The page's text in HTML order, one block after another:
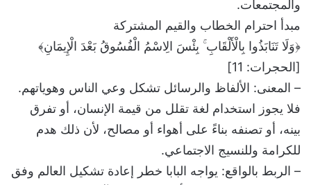
والمجتمعات.
مبدأ احترام الخطاب والقيم المشتركة
﴿وَلَا تَنَابَذُوا بِالْأَلْقَابِ ۚ بِئْسَ الِاسْمُ الْفُسُوقُ بَعْدَ الْإِيمَانِ﴾
[الحجرات: 11]
– المعنى: الألفاظ والرسائل تشكل وعي الناس وهوياتهم.
فلا يجوز استخدام لغة تقلل من قيمة الإنسان، أو تفرق
بينه، أو تصنفه بناءً على أهواء أو مصالح، لأن ذلك هدم
للكرامة وللنسيج الاجتماعي.
– الربط بالواقع: يواجه البابا خطر إعادة تشكيل العالم وفق